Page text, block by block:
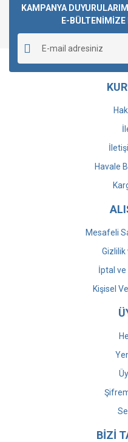
KAMPANYA
E-
Havale
Mesafeli
Gizlilik
İptal ve
Kişisel
BİZİ